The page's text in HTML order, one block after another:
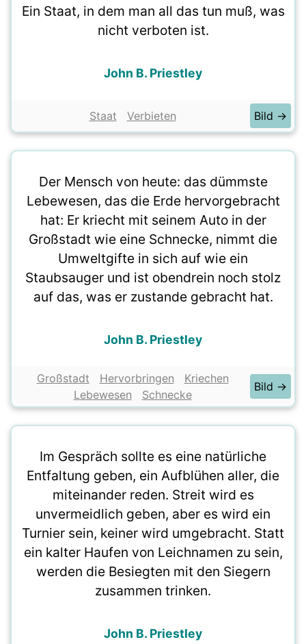
Ein Staat, in dem man all das tun muß, was
nicht verboten ist.
John B. Priestley
Staat Verbieten Bild →
Der Mensch von heute: das dümmste
Lebewesen, das die Erde hervorgebracht
hat: Er kriecht mit seinem Auto in der
Großstadt wie eine Schnecke, nimmt die
Umweltgifte in sich auf wie ein
Staubsauger und ist obendrein noch stolz
auf das, was er zustande gebracht hat.
John B. Priestley
Großstadt Hervorbringen
Kriechen
Lebewesen
Schnecke
Bild →
Im Gespräch sollte es eine natürliche
Entfaltung geben, ein Aufblühen aller, die
miteinander reden. Streit wird es
unvermeidlich geben, aber es wird ein
Turnier sein, keiner wird umgebracht. Statt
ein kalter Haufen von Leichnamen zu sein,
werden die Besiegten mit den Siegern
zusammen trinken.
John B. Priestley